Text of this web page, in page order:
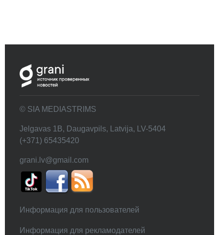
© SIA MEDIASTRIMS
Jelgavas 1B, Daugavpils, Latvija, LV-5404
(+371) 65435420
grani.lv@gmail.com
Информация для пользователей
Информация для рекламодателей